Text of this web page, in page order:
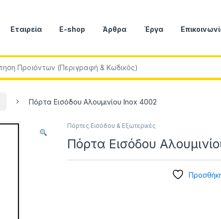
Εταιρεία E-shop Άρθρα Έργα
Πόρτα Εισόδου Αλουμινίου Inox 4002
Πόρτες Εισόδου & Εξωτερικές
Πόρτα Εισόδου